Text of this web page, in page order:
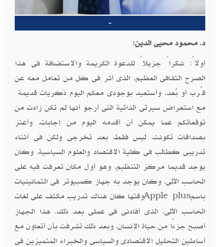
-
د. محمود محيى الدين:
أولاً: شكراً جزيلاً للدعوة الكريمة والاستضافة فى هذا
الصرح الثقافى العظيم، الذى أثر فى كل من تعامل معه عن
قُرب أو بُعد، وأستعيد بوجودى معكم اليوم ذكريات قديمة
مع استعراض سيرتى الذاتية التى أرجو أنها لم تكن زادت من
توقعاتكم عما يمكن أن أقدمه اليوم من إجابات، وأعتز
بصداقات تكونت، ليس فقط بعد تخرجى ولكن فى أثناء
تدريبى كطالب فى كلية الاقتصاد والعلوم السياسية، وكان
يوجد قديما مركز التنظيم، وهو أول مكان تعرفت فيه على
الحاسب الآلى، وكان يوجد به جهاز كمبيوتر فى الثمانينيات
باسمApple plusوقتها كان هناك تدريب مكثف على لغات
الحاسب الآلى، الذى أفادنى فى عملى بعد ذلك. هذا الجهاز
أصبح جزءًا من حياة الإنسان، وبعد ذلك تشرفت بأن أتعاون مع
أساطين التحليل الاقتصادى والسياسى والخبراء المتميزين فى